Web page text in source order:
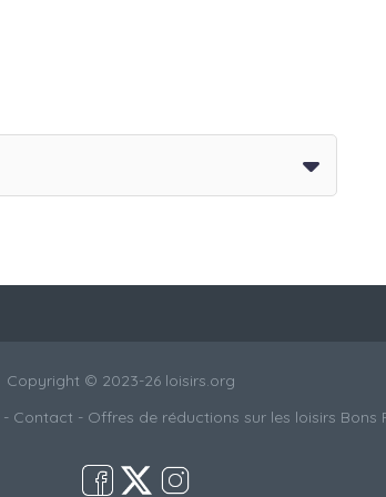
Copyright © 2023-26 loisirs.org
- Contact - Offres de réductions sur les loisirs Bons